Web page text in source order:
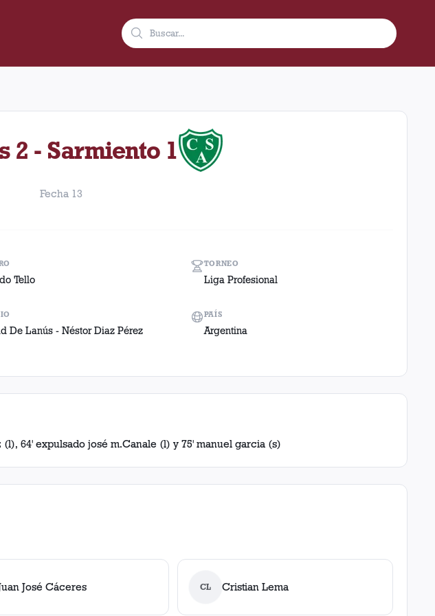
22 de abril de 2023 en condición de local en el estadio Ciudad De Lanús - Néstor
2 - Sarmiento 1
Fecha 13
Tello
TORNEO
Liga Profesional
De Lanús - Néstor Diaz Pérez
PAÍS
Argentina
64' expulsado josé m.Canale (l) y 75' manuel garcia (s)
José Cáceres CL Cristian Lema